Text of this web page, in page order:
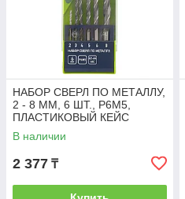
НАБОР СВЕРЛ ПО МЕТАЛЛУ,
2 - 8 ММ, 6 ШТ., Р6М5,
ПЛАСТИКОВЫЙ КЕЙС
СИБРТЕХ
В наличии
2 377 ₸